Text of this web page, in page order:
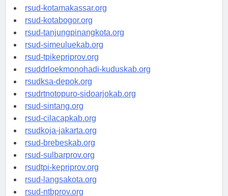
rsud-limapuluhkotakab.org
rsud-kotamakassar.org
rsud-kotabogor.org
rsud-tanjungpinangkota.org
rsud-simeuluekab.org
rsud-tpikepriprov.org
rsuddrloekmonohadi-kuduskab.org
rsudksa-depok.org
rsudrtnotopuro-sidoarjokab.org
rsud-sintang.org
rsud-cilacapkab.org
rsudkoja-jakarta.org
rsud-brebeskab.org
rsud-sulbarprov.org
rsudtpi-kepriprov.org
rsud-langsakota.org